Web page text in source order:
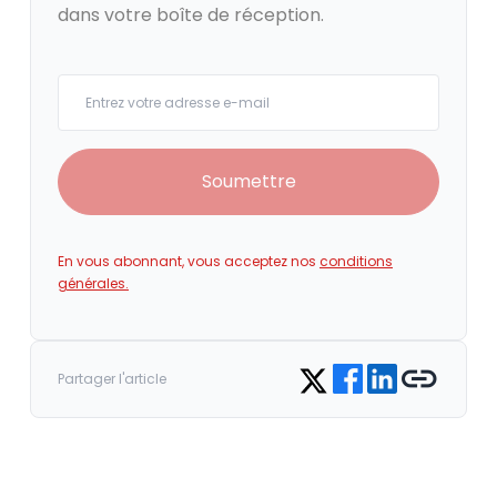
dans votre boîte de réception.
Soumettre
En vous abonnant, vous acceptez nos conditions
générales.
Partager l'article Share on Twitter
Share on Facebook
Share on LinkedIn
Copy link